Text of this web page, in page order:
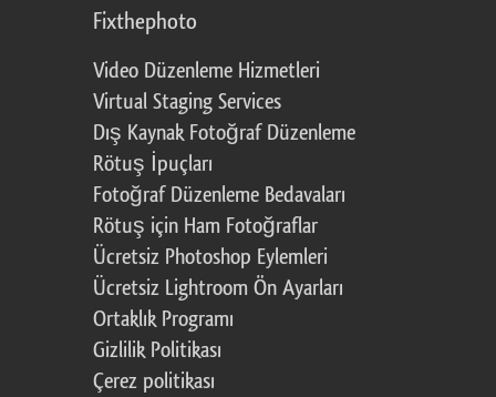
Fixthephoto
Video Düzenleme Hizmetleri
Virtual Staging Services
Dış Kaynak Fotoğraf Düzenleme
Rötuş İpuçları
Fotoğraf Düzenleme Bedavaları
Rötuş için Ham Fotoğraflar
Ücretsiz Photoshop Eylemleri
Ücretsiz Lightroom Ön Ayarları
Ortaklık Programı
Gizlilik Politikası
Çerez politikası